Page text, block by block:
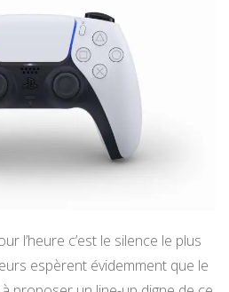
l’heure c’est le silence le plus
espèrent évidemment que le